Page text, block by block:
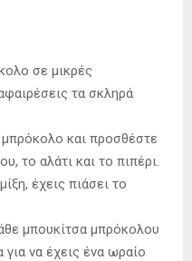
σε μικρές
τα σκληρά
και προσθέστε
το αλάτι και το πιπέρι.
έχεις πιάσει το
μπουκίτσα μπρόκολου
να έχεις ένα ωραίο